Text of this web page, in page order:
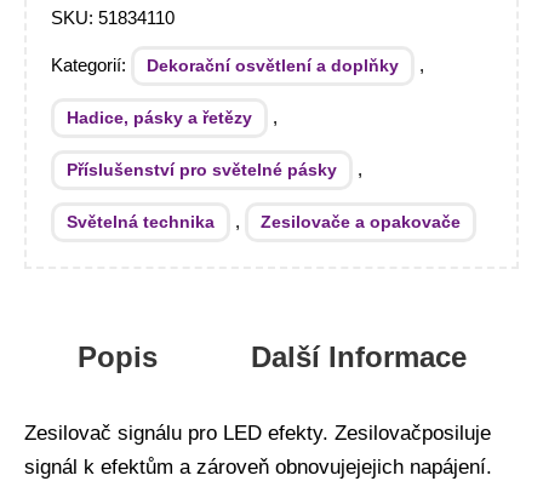
SKU: 51834110
Kategorií: Dekorační osvětlení a doplňky ,
Hadice, pásky a řetězy ,
Příslušenství pro světelné pásky ,
Světelná technika , Zesilovače a opakovače
Popis Další Informace
Zesilovač signálu pro LED efekty. Zesilovačposiluje
signál k efektům a zároveň obnovujejejich napájení.